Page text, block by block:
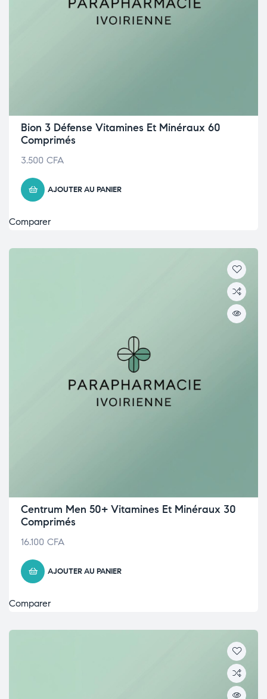
Bion 3 Défense Vitamines Et Minéraux 60
Comprimés
3.500 CFA
AJOUTER AU PANIER
Comparer
Centrum Men 50+ Vitamines Et Minéraux 30
Comprimés
16.100 CFA
AJOUTER AU PANIER
Comparer